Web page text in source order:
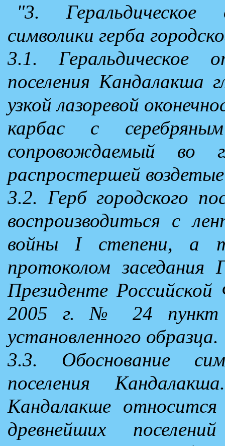
"3. Геральдическое
символики герба
3.1. Геральдическое
поселения Кандалакша
узкой лазоревой
карбас с
сопровождаемый во
распростершей
3.2. Герб городского
воспроизводиться с
войны I степени, а
протоколом заседания
Президенте
2005 г. № 24 пункт
установленного образца.
3.3. Обоснование
поселения
Кандалакше
древнейших